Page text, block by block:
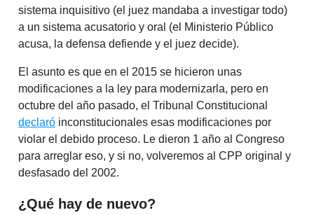
sistema inquisitivo (el juez mandaba a investigar todo)
a un sistema acusatorio y oral (el Ministerio Público
acusa, la defensa defiende y el juez decide).
El asunto es que en el 2015 se hicieron unas
modificaciones a la ley para modernizarla, pero en
octubre del año pasado, el Tribunal Constitucional
declaró inconstitucionales esas modificaciones por
violar el debido proceso. Le dieron 1 año al Congreso
para arreglar eso, y si no, volveremos al CPP original y
desfasado del 2002.
¿Qué hay de nuevo?